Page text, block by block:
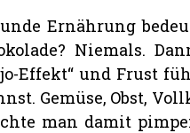
Ernährung
Niemals.
Effekt“ und Frust
Gemüse, Obst,
man damit